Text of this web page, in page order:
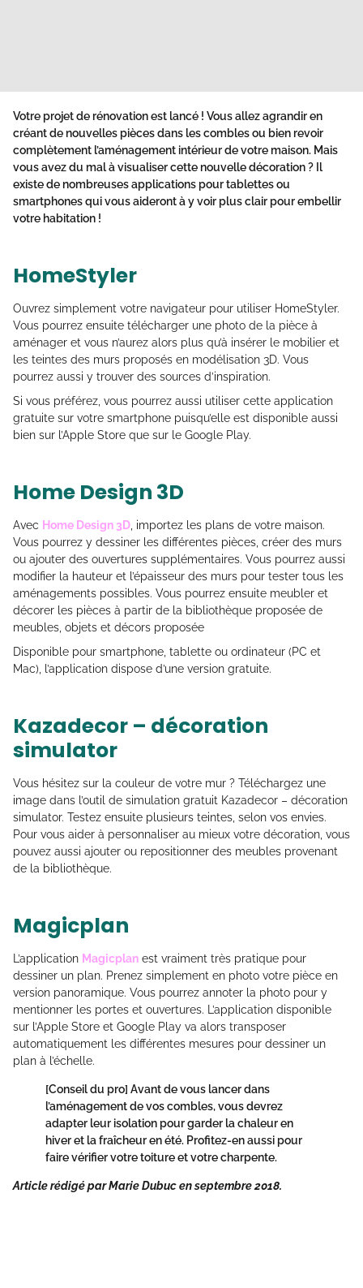
Votre projet de rénovation est lancé ! Vous allez agrandir en
créant de nouvelles pièces dans les combles ou bien revoir
complètement l’aménagement intérieur de votre maison. Mais
vous avez du mal à visualiser cette nouvelle décoration ? Il
existe de nombreuses applications pour tablettes ou
smartphones qui vous aideront à y voir plus clair pour embellir
votre habitation !
HomeStyler
Ouvrez simplement votre navigateur pour utiliser HomeStyler.
Vous pourrez ensuite télécharger une photo de la pièce à
aménager et vous n’aurez alors plus qu’à insérer le mobilier et
les teintes des murs proposés en modélisation 3D. Vous
pourrez aussi y trouver des sources d’inspiration.
Si vous préférez, vous pourrez aussi utiliser cette application
gratuite sur votre smartphone puisqu’elle est disponible aussi
bien sur l’Apple Store que sur le Google Play.
Home Design 3D
Avec Home Design 3D, importez les plans de votre maison.
Vous pourrez y dessiner les différentes pièces, créer des murs
ou ajouter des ouvertures supplémentaires. Vous pourrez aussi
modifier la hauteur et l’épaisseur des murs pour tester tous les
aménagements possibles. Vous pourrez ensuite meubler et
décorer les pièces à partir de la bibliothèque proposée de
meubles, objets et décors proposée
Disponible pour smartphone, tablette ou ordinateur (PC et
Mac), l’application dispose d’une version gratuite.
Kazadecor – décoration
simulator
Vous hésitez sur la couleur de votre mur ? Téléchargez une
image dans l’outil de simulation gratuit Kazadecor – décoration
simulator. Testez ensuite plusieurs teintes, selon vos envies.
Pour vous aider à personnaliser au mieux votre décoration, vous
pouvez aussi ajouter ou repositionner des meubles provenant
de la bibliothèque.
Magicplan
L’application Magicplan est vraiment très pratique pour
dessiner un plan. Prenez simplement en photo votre pièce en
version panoramique. Vous pourrez annoter la photo pour y
mentionner les portes et ouvertures. L’application disponible
sur l’Apple Store et Google Play va alors transposer
automatiquement les différentes mesures pour dessiner un
plan à l’échelle.
[Conseil du pro] Avant de vous lancer dans
l’aménagement de vos combles, vous devrez
adapter leur isolation pour garder la chaleur en
hiver et la fraîcheur en été. Profitez-en aussi pour
faire vérifier votre toiture et votre charpente.
Article rédigé par Marie Dubuc en septembre 2018.